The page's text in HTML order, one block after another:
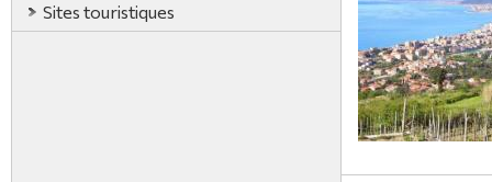
Sites touristiques